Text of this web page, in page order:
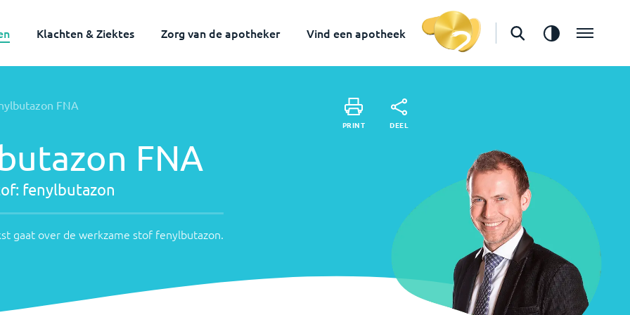
Klachten & Ziektes Zorg van de apotheker Vind een apotheek
.
Oud-Beijerland
Vind een apotheek
FNA
FNA
fenylbutazon
gaat over de werkzame stof fenylbutazon.
PRINT DEEL